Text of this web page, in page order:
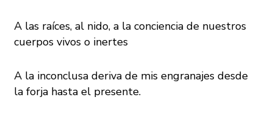
A las raíces, al nido, a la conciencia de nuestros
cuerpos vivos o inertes
A la inconclusa deriva de mis engranajes desde
la forja hasta el presente.